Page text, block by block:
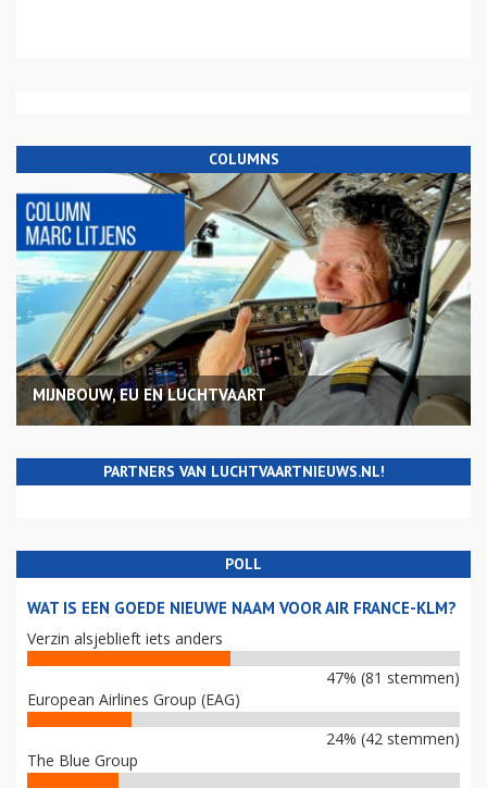
COLUMNS
MIJNBOUW, EU EN LUCHTVAART
PARTNERS VAN LUCHTVAARTNIEUWS.NL!
POLL
WAT IS EEN GOEDE NIEUWE NAAM VOOR AIR FRANCE-KLM?
Verzin alsjeblieft iets anders
47% (81 stemmen)
European Airlines Group (EAG)
24% (42 stemmen)
The Blue Group